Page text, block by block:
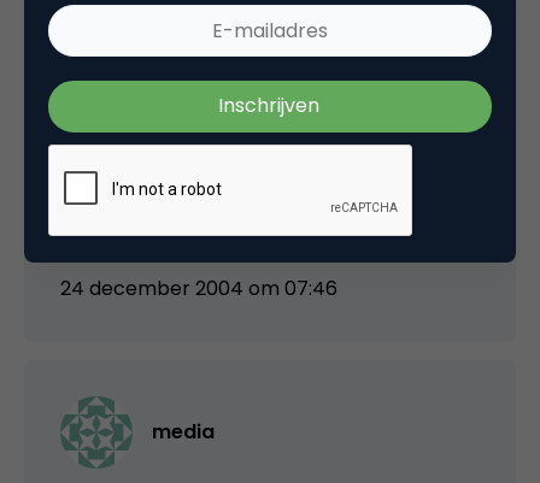
Anders
Ik merk dat niet ik dat moeite heb schrijven
met. Het niet zal meer niet voorkomen.
24 december 2004 om 07:46
media